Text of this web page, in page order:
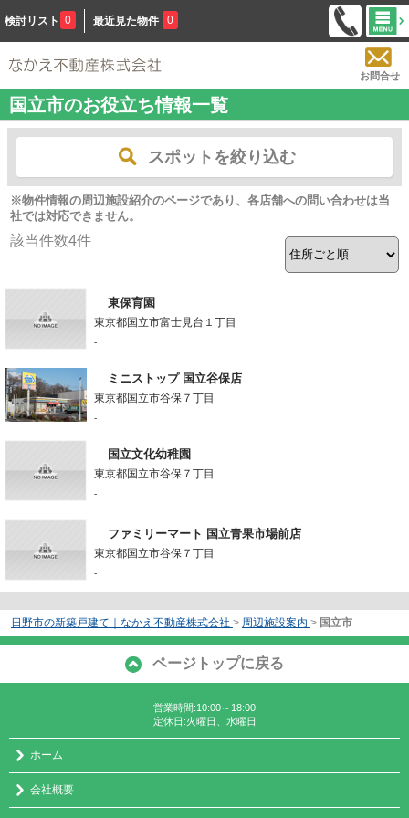
検討リスト 0 最近見た物件 0
お問合せ
国立市のお役立ち情報一覧
スポットを絞り込む
※物件情報の周辺施設紹介のページであり、各店舗への問い合わせは当
社では対応できません。
該当件数4件
東保育園
東京都国立市富士見台１丁目
-
ミニストップ 国立谷保店
東京都国立市谷保７丁目
-
国立文化幼稚園
東京都国立市谷保７丁目
-
ファミリーマート 国立青果市場前店
東京都国立市谷保７丁目
-
日野市の新築戸建て｜なかえ不動産株式会社 > 周辺施設案内 > 国立市
ページトップに戻る
営業時間:10:00～18:00
定休日:火曜日、水曜日
ホーム
会社概要